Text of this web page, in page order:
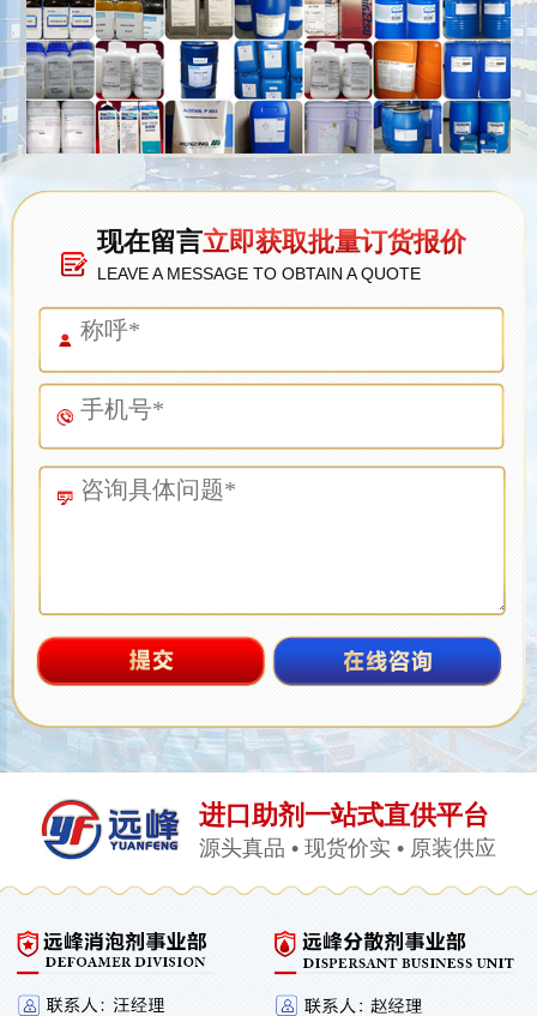
现在留言立即获取批量订货报价
LEAVE A MESSAGE TO OBTAIN A QUOTE
进口助剂一站式直供平台
源头真品 • 现货价实 • 原装供应